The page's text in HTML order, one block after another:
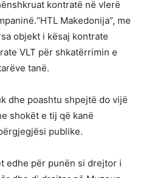
kontratë në vlerë
Makedonija”, me
objekt i kësaj kontrate
VLT për shkatërrimin e
tanë.
dhe poashtu shpejtë do vijë
shokët e tij që kanë
publike.
edhe për punën si drejtor i